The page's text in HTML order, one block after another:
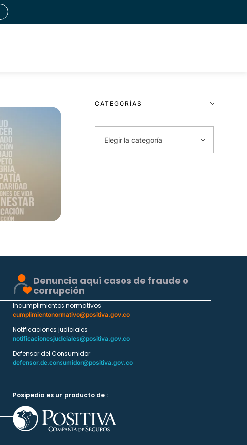
CATEGORÍAS
Denuncia aquí casos de fraude o
corrupción
Incumplimientos normativos
cumplimientonormativo@positiva.gov.co
Notificaciones judiciales
notificacionesjudiciales@positiva.gov.co
Defensor del Consumidor
defensor.de.consumidor@positiva.gov.co
Posipedia es un producto de :